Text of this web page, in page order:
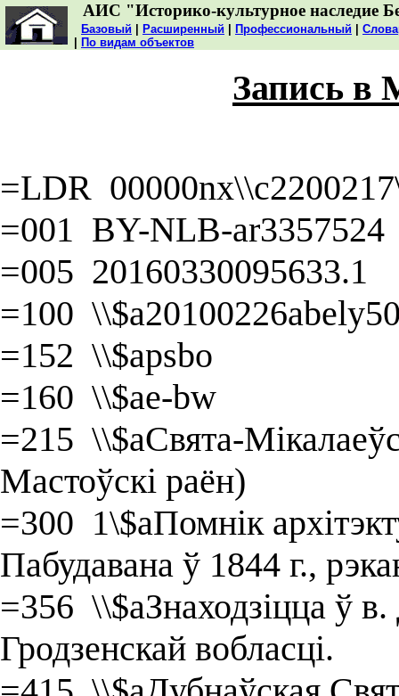
АИС "Историко-культурное наследие
Базовый Расширенный Профессиональный
По видам объектов
Запись в
=LDR
=001 BY-NLB-ar3357524
=005 20160330095633.1
=100
=152 \\$apsbo
=160 \\$ae-bw
=215 \\$aСвята-
Мастоўскі раён)
=300 1\$aПомнік
Пабудавана ў 1844 г.,
=356 \\$aЗнаходзіцца ў
Гродзенскай вобласці.